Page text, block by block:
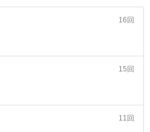
16回
15回
11回